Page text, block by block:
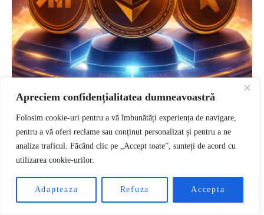
Apreciem confidențialitatea dumneavoastră
Folosim cookie-uri pentru a vă îmbunătăți experiența de navigare,
pentru a vă oferi reclame sau conținut personalizat și pentru a ne
analiza traficul. Făcând clic pe „Accept toate”, sunteți de acord cu
utilizarea cookie-urilor.
Adapteaza Refuza Accepta
CRYPTO NEWS PRESALE
crypto din 2026. Ghid complet pentruRO